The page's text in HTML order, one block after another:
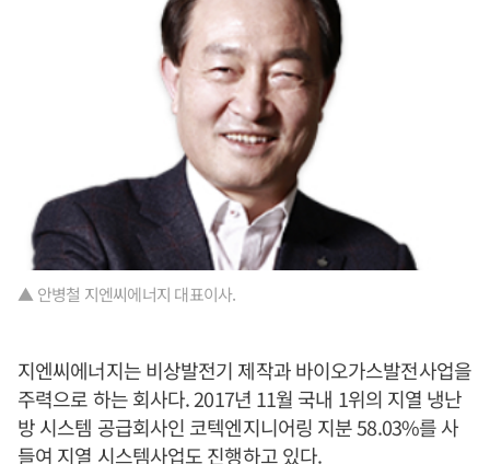
▲ 안병철 지엔씨에너지 대표이사.
지엔씨에너지는 비상발전기 제작과 바이오가스발전사업을
주력으로 하는 회사다. 2017년 11월 국내 1위의 지열 냉난
방 시스템 공급회사인 코텍엔지니어링 지분 58.03%를 사
들여 지열 시스템사업도 진행하고 있다.